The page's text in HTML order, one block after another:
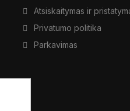
Atsiskaitymas ir
Privatumo politika
Parkavimas